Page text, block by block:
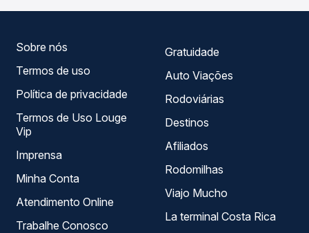
Sobre nós
Termos de uso
Política de privacidade
Termos de Uso Louge
Vip
Imprensa
Minha Conta
Atendimento Online
Trabalhe Conosco
Gratuidade
Auto Viações
Rodoviárias
Destinos
Afiliados
Rodomilhas
Viajo Mucho
La terminal Costa Rica